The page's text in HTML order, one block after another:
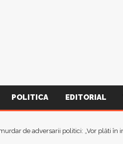
POLITICA EDITORIAL